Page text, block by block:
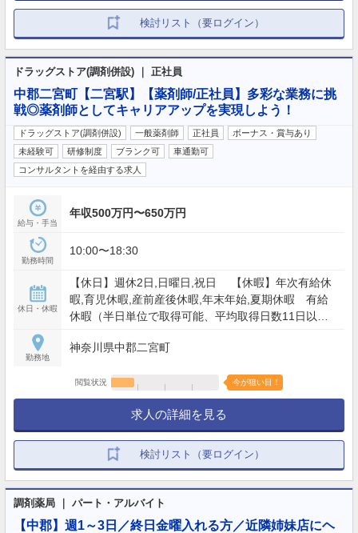
検討リスト（要ログイン）
ドラッグストア(調剤併設) ｜ 正社員
中郡二宮町【二宮駅】【薬剤師/正社員】多彩な業務に挑
戦◎薬剤師としてキャリアアップを実現しよう！
ドラッグストア(調剤併設) 一般薬剤師 正社員
ボーナス・賞与あり
未経験可
研修制度 ブランク可
車通勤可
コンサルタントを経由する求人
給与・手当
年収500万円〜650万円
勤務時間
10:00〜18:30
休日・休暇
【休日】週休2日,日曜日,祝日 【休暇】年次有給休
暇,育児休暇,産前産後休暇,年末年始,夏期休暇 有給
休暇（半日単位で取得可能、平均取得日数11日以
上、取得率97%） 【年間休日】117日
勤務地
神奈川県中郡二宮町
閲覧状況 今が狙い目！
求人の詳細を見る
検討リスト（要ログイン）
調剤薬局 ｜ パート・アルバイト
【中郡】週1～3日／終日金曜入れる方／近隣姉妹店にヘ